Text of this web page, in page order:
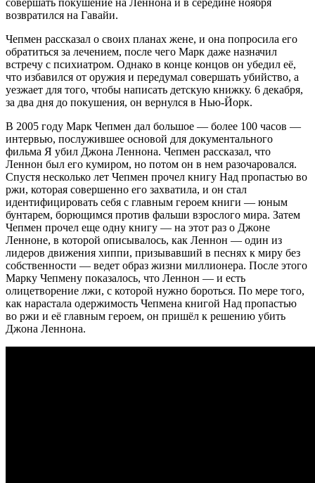
возвратился на Гавайи.
Чепмен рассказал о своих планах жене, и она попросила его
обратиться за лечением, после чего Марк даже назначил
встречу с психиатром. Однако в конце концов он убедил её,
что избавился от оружия и передумал совершать убийство, а
уезжает для того, чтобы написать детскую книжку. 6 декабря,
за два дня до покушения, он вернулся в Нью-Йорк.
В 2005 году Марк Чепмен дал большое — более 100 часов —
интервью, послужившее основой для документального
фильма Я убил Джона Леннона. Чепмен рассказал, что
Леннон был его кумиром, но потом он в нем разочаровался.
Спустя несколько лет Чепмен прочел книгу Над пропастью во
ржи, которая совершенно его захватила, и он стал
идентифицировать себя с главным героем книги — юным
бунтарем, борющимся против фальши взрослого мира. Затем
Чепмен прочел еще одну книгу — на этот раз о Джоне
Ленноне, в которой описывалось, как Леннон — один из
лидеров движения хиппи, призывавший в песнях к миру без
собственности — ведет образ жизни миллионера. После этого
Марку Чепмену показалось, что Леннон — и есть
олицетворение лжи, с которой нужно бороться. По мере того,
как нарастала одержимость Чепмена книгой Над пропастью
во ржи и её главным героем, он пришёл к решению убить
Джона Леннона.